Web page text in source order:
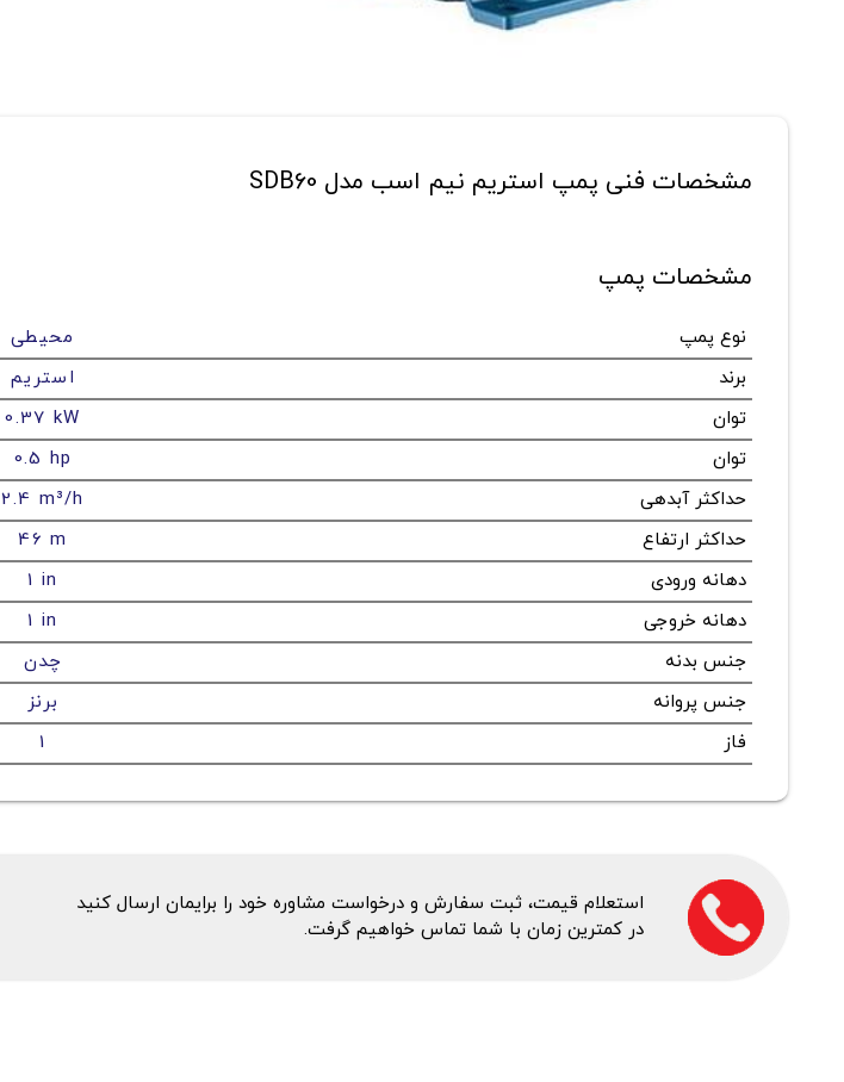
مشخصات فنی پمپ استریم نیم اسب مدل SDB60
مشخصات پمپ
نوع پمپ محیطی
برند
استریم
توان
0.37 kW
توان
0.5 hp
حداکثر آبدهی
2.4 m³/h
حداکثر ارتفاع
46 m
دهانه ورودی
1 in
دهانه خروجی
1 in
جنس بدنه
چدن
جنس پروانه
برنز
فاز
1
استعلام قیمت، ثبت سفارش و درخواست مشاوره خود را برایمان ارسال کنید
در کمترین زمان با شما تماس خواهیم گرفت.